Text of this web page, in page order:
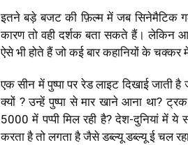
इतने बड़े बजट की फ़िल्म में जब सिनेमैटिक
कारण तो वही दर्शक बता सकते हैं। लेकिन
ऐसे भी होते हैं जो कई बार कहानियों के
एक सीन में पुष्पा पर रेड लाइट दिखाई
क्यों ? उन्हें पुष्पा से मार खाने आना था?
5000 में पप्पी मिल रही है? देश-दुनियां में ये
करता है तो लगता है जैसे डब्ल्यू डब्ल्यू ई चल